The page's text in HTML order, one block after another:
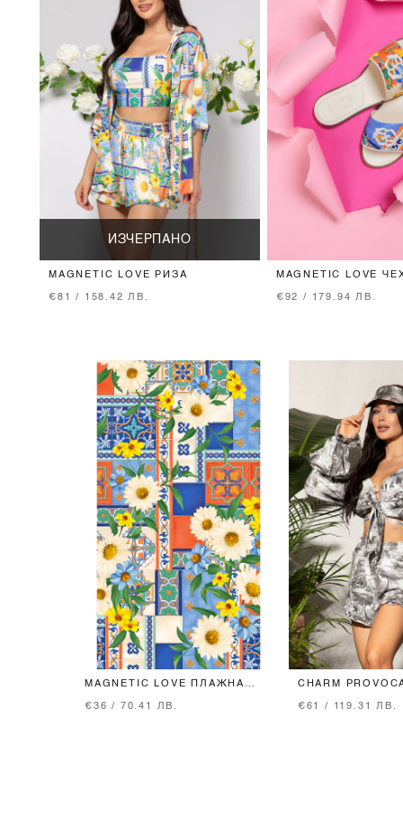
ИЗЧЕРПАНО
MAGNETIC LOVE РИЗА
€81 / 158.42 ЛВ.
MAGNETIC LOVE
€92 / 179.94 ЛВ.
MAGNETIC LOVE ПЛАЖНА
€36 / 70.41 ЛВ.
CHARM
TRENDSETTER
€61 / 119.31 ЛВ.